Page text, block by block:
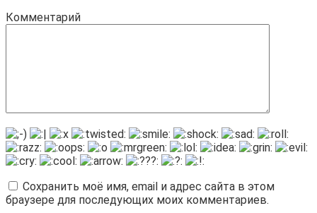
Комментарий
Сохранить моё имя, email и адрес сайта в этом
браузере для последующих моих комментариев.